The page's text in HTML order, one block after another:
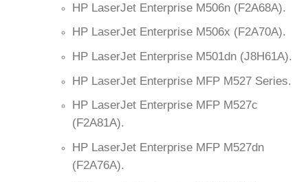
HP LaserJet Enterprise M506n (F2A68A).
HP LaserJet Enterprise M506x (F2A70A).
HP LaserJet Enterprise M501dn (J8H61A).
HP LaserJet Enterprise MFP M527 Series.
HP LaserJet Enterprise MFP M527c
(F2A81A).
HP LaserJet Enterprise MFP M527dn
(F2A76A).